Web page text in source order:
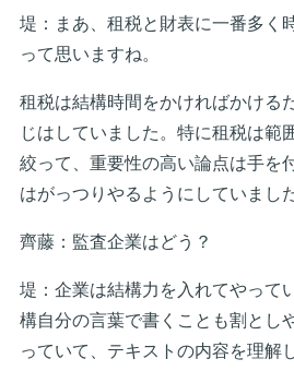
堤：まあ、租税と財表に一番多く
って思いますね。
租税は結構時間をかければかける
じはしていました。特に租税は範
絞って、重要性の高い論点は手を
はがっつりやるようにしていました
齊藤：監査企業はどう？
堤：企業は結構力を入れてやって
構自分の言葉で書くことも割とし
っていて、テキストの内容を理解